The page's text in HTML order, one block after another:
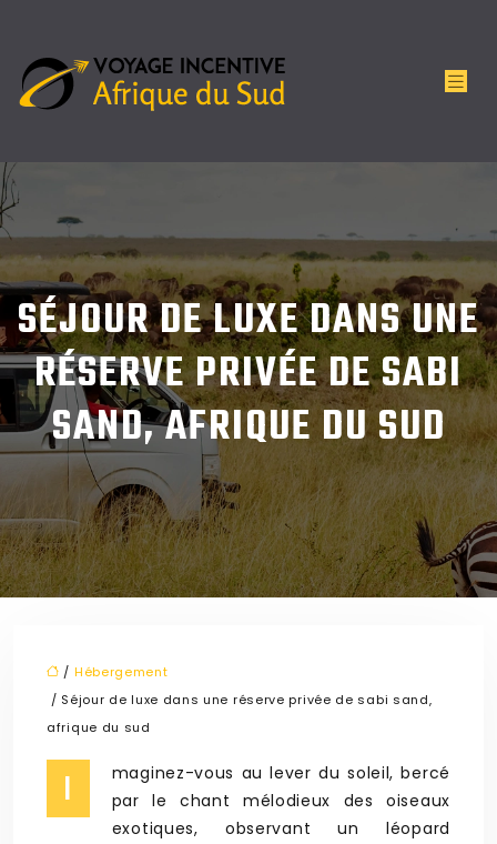
SÉJOUR DE LUXE DANS UNE
RÉSERVE PRIVÉE DE SABI
SAND, AFRIQUE DU SUD
/ Hébergement
/ Séjour de luxe dans une réserve privée de sabi sand,
afrique du sud
I
maginez-vous au lever du soleil, bercé
par le chant mélodieux des oiseaux
exotiques, observant un léopard